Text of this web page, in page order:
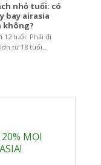
nhỏ tuổi: có
bay airasia
không?
12 tuổi: Phải đi
từ 18 tuổi...
MỌI